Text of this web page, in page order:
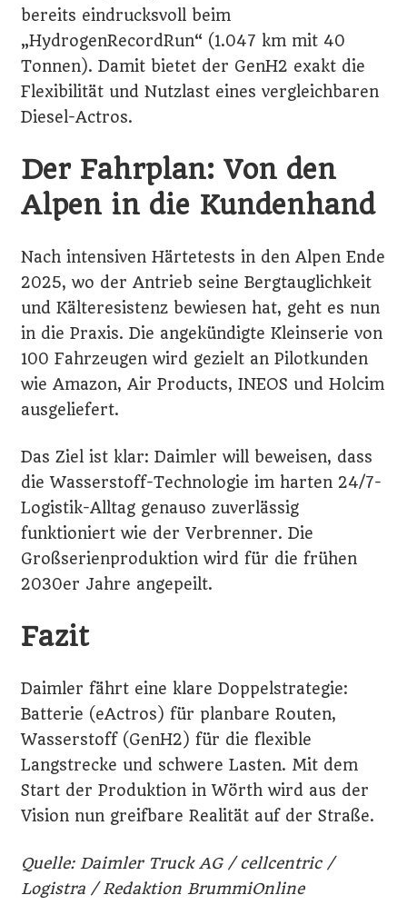
bereits eindrucksvoll beim
„HydrogenRecordRun“ (1.047 km mit 40
Tonnen). Damit bietet der GenH2 exakt die
Flexibilität und Nutzlast eines vergleichbaren
Diesel-Actros.
Der Fahrplan: Von den
Alpen in die Kundenhand
Nach intensiven Härtetests in den Alpen Ende
2025, wo der Antrieb seine Bergtauglichkeit
und Kälteresistenz bewiesen hat, geht es nun
in die Praxis. Die angekündigte Kleinserie von
100 Fahrzeugen wird gezielt an Pilotkunden
wie Amazon, Air Products, INEOS und Holcim
ausgeliefert.
Das Ziel ist klar: Daimler will beweisen, dass
die Wasserstoff-Technologie im harten 24/7-
Logistik-Alltag genauso zuverlässig
funktioniert wie der Verbrenner. Die
Großserienproduktion wird für die frühen
2030er Jahre angepeilt.
Fazit
Daimler fährt eine klare Doppelstrategie:
Batterie (eActros) für planbare Routen,
Wasserstoff (GenH2) für die flexible
Langstrecke und schwere Lasten. Mit dem
Start der Produktion in Wörth wird aus der
Vision nun greifbare Realität auf der Straße.
Quelle: Daimler Truck AG / cellcentric /
Logistra / Redaktion BrummiOnline